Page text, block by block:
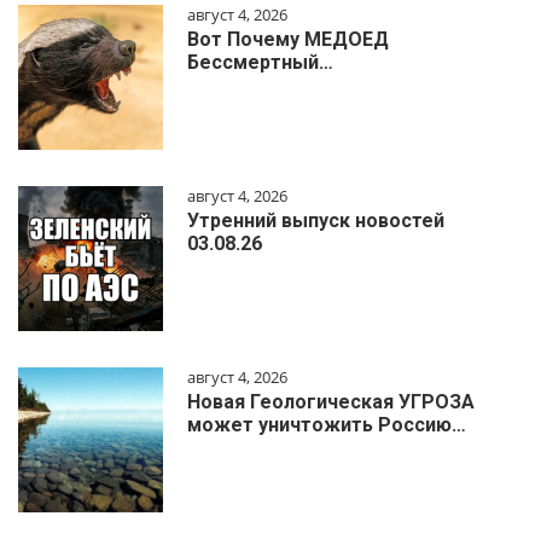
август 4, 2026
Вот Почему МЕДОЕД
Бессмертный…
август 4, 2026
Утренний выпуск новостей
03.08.26
август 4, 2026
Новая Геологическая УГРОЗА
может уничтожить Россию…